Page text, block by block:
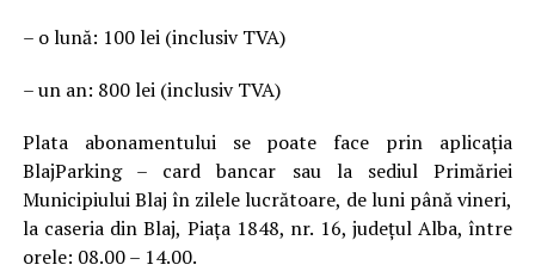
– o lună: 100 lei (inclusiv TVA)
– un an: 800 lei (inclusiv TVA)
Plata abonamentului se poate face prin aplicația
BlajParking – card bancar sau la sediul Primăriei
Municipiului Blaj în zilele lucrătoare, de luni până vineri,
la caseria din Blaj, Piața 1848, nr. 16, județul Alba, între
orele: 08.00 – 14.00.